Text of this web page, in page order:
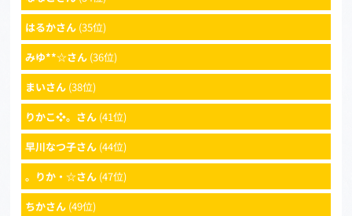
はるかさん (35位)
みゆ**☆さん (36位)
まいさん (38位)
りかこ❖。さん (41位)
早川なつ子さん (44位)
。りか・☆さん (47位)
ちかさん (49位)